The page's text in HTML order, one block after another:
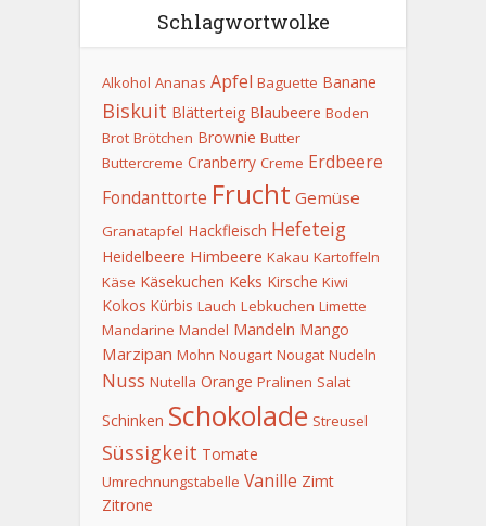
Schlagwortwolke
Alkohol Ananas Apfel Baguette Banane
Biskuit Blätterteig Blaubeere Boden
Brot Brötchen Brownie Butter
Buttercreme Cranberry Creme Erdbeere
Fondanttorte Frucht Gemüse
Granatapfel Hackfleisch Hefeteig
Heidelbeere Himbeere Kakau Kartoffeln
Käse Käsekuchen Keks Kirsche Kiwi
Kokos Kürbis Lauch Lebkuchen Limette
Mandarine Mandel Mandeln Mango
Marzipan Mohn Nougart Nougat Nudeln
Nuss Nutella Orange Pralinen Salat
Schinken Schokolade Streusel
Süssigkeit Tomate
Umrechnungstabelle Vanille Zimt
Zitrone